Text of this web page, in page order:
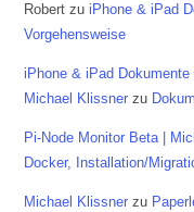
Robert zuiPhone & iPad
Vorgehensweise
iPhone & iPad Dokumente
Michael Klissner zu
Pi-Node Monitor Beta |
Docker, Installation/
Michael Klissner zu